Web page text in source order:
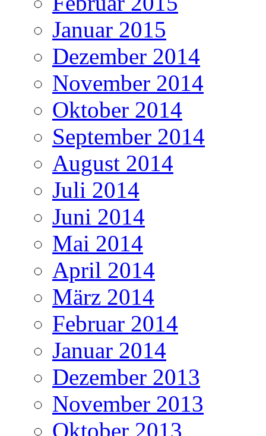
Januar 2015
Dezember 2014
November 2014
Oktober 2014
September 2014
August 2014
Juli 2014
Juni 2014
Mai 2014
April 2014
März 2014
Februar 2014
Januar 2014
Dezember 2013
November 2013
Oktober 2013